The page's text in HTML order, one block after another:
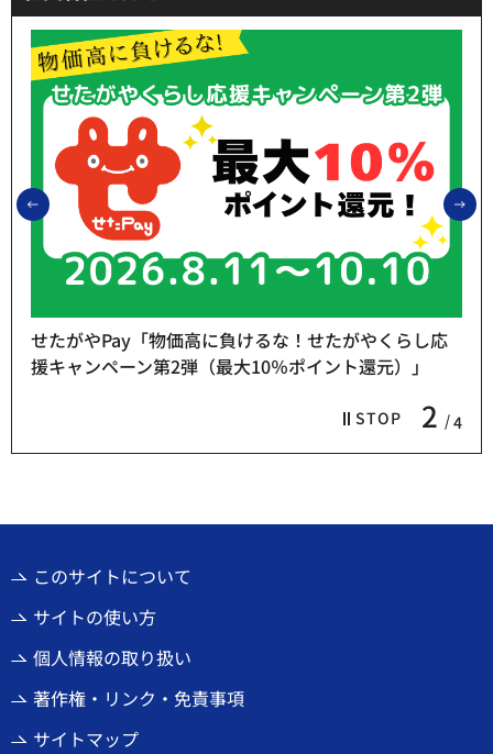
前のスライドを表示
STOP 2 4
せたがやPay「物価高に負けるな！せたがやくらし応
援キャンペーン第2弾（最大10％ポイント還元）」
このサイトについて
サイトの使い方
個人情報の取り扱い
著作権・リンク・免責事項
サイトマップ